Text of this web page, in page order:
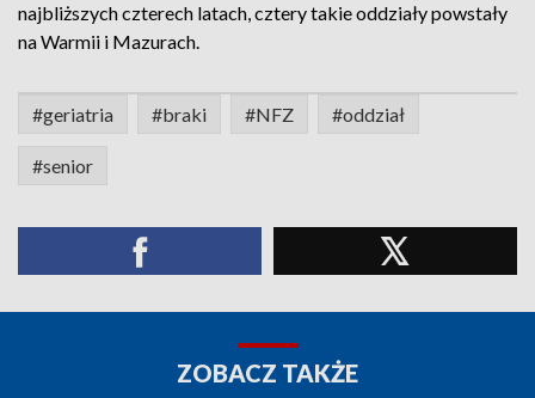
najbliższych czterech latach, cztery takie oddziały powstały
na Warmii i Mazurach.
#geriatria #braki #NFZ #oddział
#senior
ZOBACZ TAKŻE